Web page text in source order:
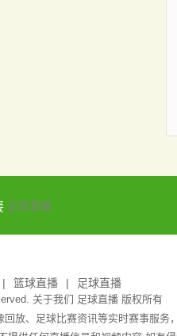
足球直播
篮球直播 足球直播
关于我们 足球直播版权所有
放、足球比赛资讯等实时赛事服